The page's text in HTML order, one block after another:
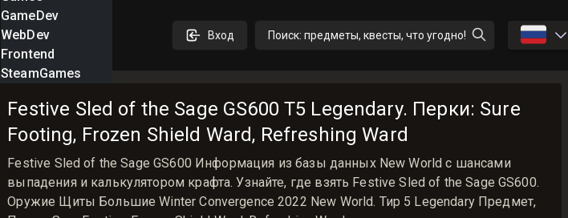
GameDev
WebDev
Frontend
SteamGames
Вход Поиск: предметы, квесты, что угодно! 🇷🇺
Festive Sled of the Sage GS600 T5 Legendary. Перки: Sure
Footing, Frozen Shield Ward, Refreshing Ward
Festive Sled of the Sage GS600 Информация из базы данных New World с шансами
выпадения и калькулятором крафта. Узнайте, где взять Festive Sled of the Sage GS600.
Оружие Щиты Большие Winter Convergence 2022 New World. Тир 5 Legendary Предмет,